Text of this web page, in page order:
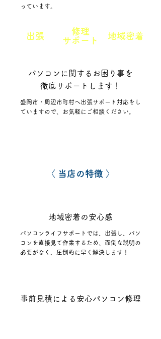
っています。
出張
修理
サポート
地域密着
パソコンに関するお困り事を
徹底サポートします！
盛岡市・周辺市町村へ出張サポート対応をし
ていますので、お気軽にご相談ください。
〈 当店の特徴 〉
​地域密着の安心感
パソコンライフサポートでは、出張し、パソ
コンを直接見て作業するため、面倒な説明の
必要がなく、圧倒的に早く解決します！
事前見積による安心パソコン修理